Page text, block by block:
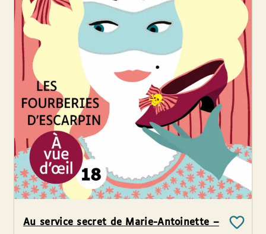
Au service secret de Marie-Antoinette –